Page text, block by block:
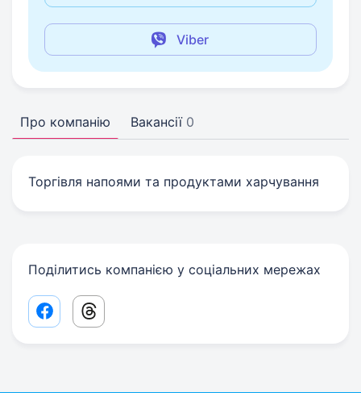
Viber
Про компанію Вакансії 0
Торгівля напоями та продуктами харчування
Поділитись компанією у соціальних мережах
Facebook share link
Threads share link